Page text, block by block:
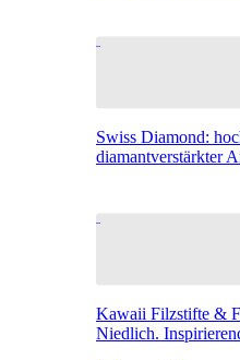
Swiss Diamond:
diamantverstärkter
Kawaii Filzstifte &
Niedlich.